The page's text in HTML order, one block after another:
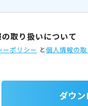
取り扱いについて
ーポリシー と個人情報の
ダウ